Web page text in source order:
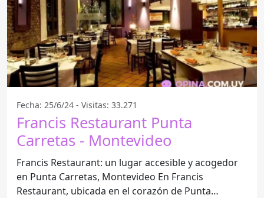
Fecha: 25/6/24 - Visitas: 33.271
Francis Restaurant Punta
Carretas - Montevideo
Francis Restaurant: un lugar accesible y acogedor
en Punta Carretas, Montevideo En Francis
Restaurant, ubicada en el corazón de Punta